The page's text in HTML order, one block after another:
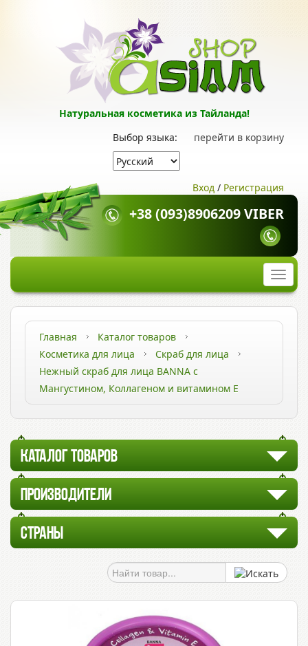
Натуральная косметика из Тайланда!
перейти в корзину
Выбор языка:
Вход / Регистрация
+38 (093)8906209 VIBER
Главная
Каталог товаров
Косметика для лица
Скраб для лица
Нежный скраб для лица BANNA с
Мангустином, Коллагеном и витамином Е
КАТАЛОГ ТОВАРОВ
ПРОИЗВОДИТЕЛИ
СТРАНЫ